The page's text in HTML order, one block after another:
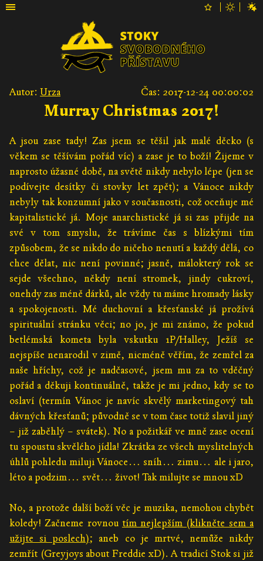
Autor: Urza Čas: 2017-12-24 00:00:02
Murray Christmas 2017!
A jsou zase tady! Zas jsem se těšil jak malé děcko (s
věkem se těšívám pořád víc) a zase je to boží! Žijeme v
naprosto úžasné době, na světě nikdy nebylo lépe (jen se
podívejte desítky či stovky let zpět); a Vánoce nikdy
nebyly tak konzumní jako v současnosti, což oceňuje mé
kapitalistické já. Moje anarchistické já si zas přijde na
své v tom smyslu, že trávíme čas s blízkými tím
způsobem, že se nikdo do ničeho nenutí a každý dělá, co
chce dělat, nic není povinné; jasně, málokterý rok se
sejde všechno, někdy není stromek, jindy cukroví,
onehdy zas méně dárků, ale vždy tu máme hromady lásky
a spokojenosti. Mé duchovní a křesťanské já prožívá
spirituální stránku věci; no jo, je mi známo, že pokud
betlémská kometa byla vskutku 1P/Halley, Ježíš se
nejspíše nenarodil v zimě, nicméně věřím, že zemřel za
naše hříchy, což je nadčasové, jsem mu za to vděčný
pořád a děkuji kontinuálně, takže je mi jedno, kdy se to
oslaví (termín Vánoc je navíc skvělý marketingový tah
dávných křesťanů; původně se v tom čase totiž slavil jiný
– již zaběhlý – svátek). No a požitkář ve mně zase ocení
tu spoustu skvělého jídla! Zkrátka ze všech myslitelných
úhlů pohledu miluji Vánoce… sníh… zimu… ale i jaro,
léto a podzim… svět… život! Tak milujte se mnou xD
No, a protože další boží věc je muzika, nemohou chybět
koledy! Začneme rovnou tím nejlepším (klikněte sem a
užijte si poslech); aneb co je mrtvé, nemůže nikdy
zemřít (Greyjoys about Freddie xD). A tradicí Stok si již